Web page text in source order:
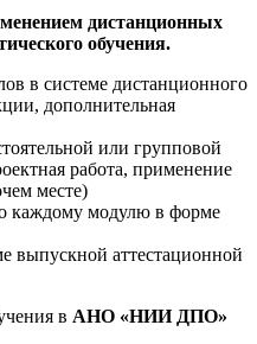
дистанционных
обучения.
в системе дистанционного
дополнительная
или групповой
работа, применение
месте)
каждому модулю в форме
выпускной аттестационной
в АНО «НИИ ДПО»